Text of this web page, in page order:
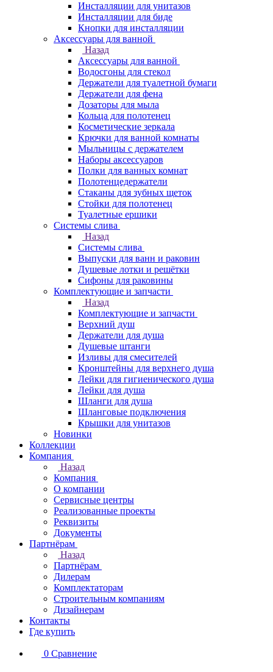
Инсталляции для унитазов
Инсталляции для биде
Кнопки для инсталляции
Аксессуары для ванной
Назад
Аксессуары для ванной
Водосгоны для стекол
Держатели для туалетной бумаги
Держатели для фена
Дозаторы для мыла
Кольца для полотенец
Косметические зеркала
Крючки для ванной комнаты
Мыльницы с держателем
Наборы аксессуаров
Полки для ванных комнат
Полотенцедержатели
Стаканы для зубных щеток
Стойки для полотенец
Туалетные ершики
Системы слива
Назад
Системы слива
Выпуски для ванн и раковин
Душевые лотки и решётки
Сифоны для раковины
Комплектующие и запчасти
Назад
Комплектующие и запчасти
Верхний душ
Держатели для душа
Душевые штанги
Изливы для смесителей
Кронштейны для верхнего душа
Лейки для гигиенического душа
Лейки для душа
Шланги для душа
Шланговые подключения
Крышки для унитазов
Новинки
Коллекции
Компания
Назад
Компания
О компании
Сервисные центры
Реализованные проекты
Реквизиты
Документы
Партнёрам
Назад
Партнёрам
Дилерам
Комплектаторам
Строительным компаниям
Дизайнерам
Контакты
Где купить
0 Сравнение